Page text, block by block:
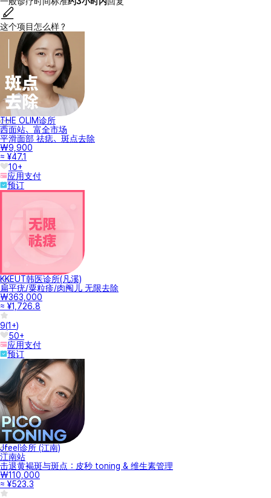
这个项目怎么样？
THE OLIM诊所
西面站、富全市场
平滑面部 祛痣、斑点去除
₩9,900
≈ ¥47.1
10+
应用支付
预订
KKEUT韩医诊所(凡溪)
扁平疣/粟粒疹/肉阄儿 无限去除
₩363,000
≈ ¥1,726.8
9(1+)
50+
应用支付
预订
Jfeel诊所 (江南)
江南站
击退黄褐斑与斑点：皮秒 toning & 维生素管理
₩110,000
≈ ¥523.3